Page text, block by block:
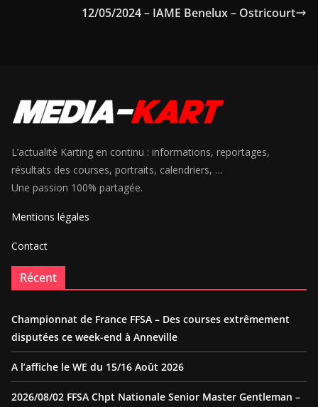
12/05/2024 – IAME Benelux – Ostricourt
L’actualité Karting en continu : informations, reportages,
résultats des courses, portraits, calendriers, …
Une passion 100% partagée.
Mentions légales
Contact
Récent
Championnat de France FFSA – Des courses extrêmement
disputées ce week-end à Anneville
A l’affiche le WE du 15/16 Août 2026
2026/08/02 FFSA Chpt Nationale Senior Master Gentleman –